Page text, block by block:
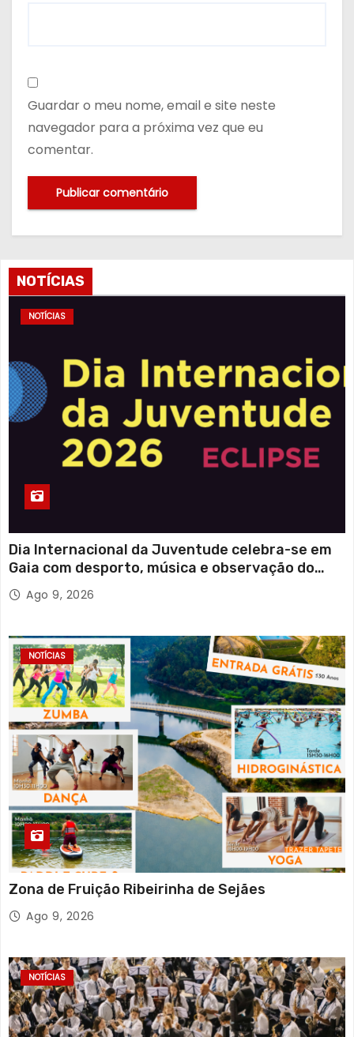
Guardar o meu nome, email e site neste
navegador para a próxima vez que eu
comentar.
NOTÍCIAS
NOTÍCIAS
Dia Internacional da Juventude celebra-se em
Gaia com desporto, música e observação do
eclipse solar
Ago 9, 2026
NOTÍCIAS
Zona de Fruição Ribeirinha de Sejães
Ago 9, 2026
NOTÍCIAS